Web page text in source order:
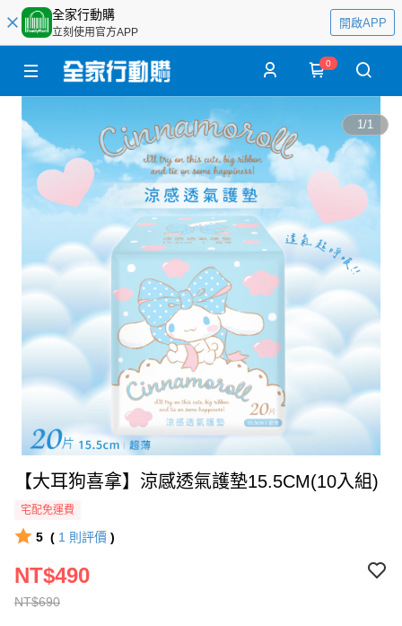
全家行動購
立刻使用官方APP
開啟APP
0
1/1
【大耳狗喜拿】涼感透氣護墊15.5CM(10入組)
宅配免運費
5 ( 1 則評價 )
NT$690
NT$490